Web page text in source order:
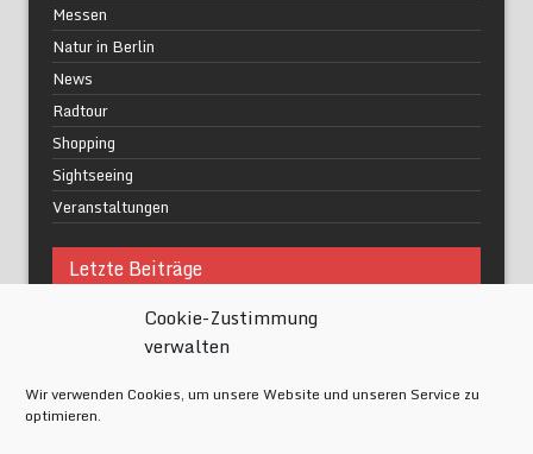
Cookie-Zustimmung
verwalten
Wir verwenden Cookies, um unsere Website und unseren Service zu
optimieren.
Messen
Natur in Berlin
News
Radtour
Shopping
Sightseeing
Veranstaltungen
Letzte Beiträge
Was macht urbane Lebensqualität wirklich aus?
Grüne Oasen in Berlin
Festival of Lights Berlin 2024
Gesund schlafen im modernen Alltag